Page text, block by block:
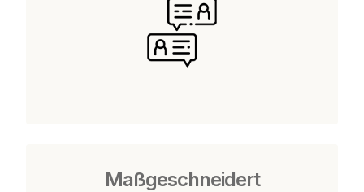
Maßgeschneidert